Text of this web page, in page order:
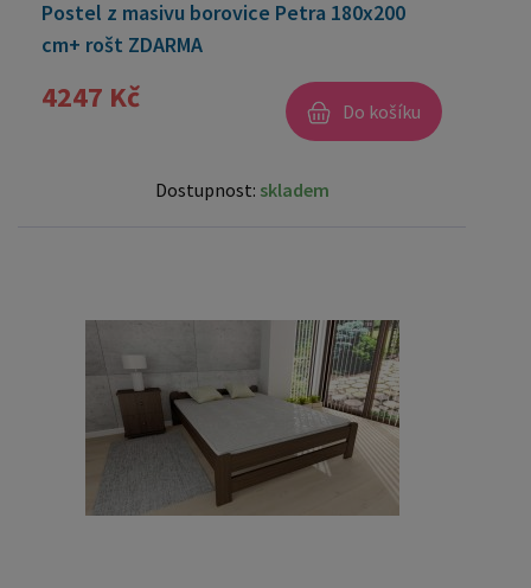
Postel z masivu borovice Petra 180x200
cm+ rošt ZDARMA
4247 Kč Do košíku
Dostupnost: skladem